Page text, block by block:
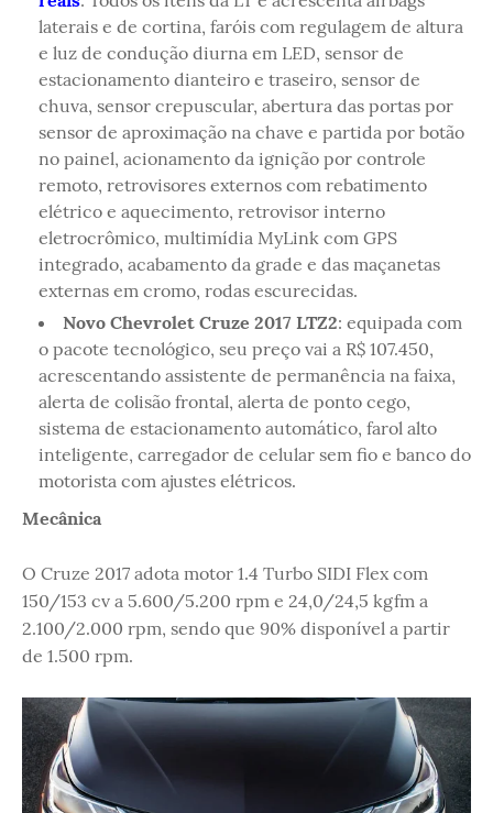
laterais e de cortina, faróis com regulagem de altura
e luz de condução diurna em LED, sensor de
estacionamento dianteiro e traseiro, sensor de
chuva, sensor crepuscular, abertura das portas por
sensor de aproximação na chave e partida por botão
no painel, acionamento da ignição por controle
remoto, retrovisores externos com rebatimento
elétrico e aquecimento, retrovisor interno
eletrocrômico, multimídia MyLink com GPS
integrado, acabamento da grade e das maçanetas
externas em cromo, rodas escurecidas.
Novo Chevrolet Cruze 2017 LTZ2: equipada com
o pacote tecnológico, seu preço vai a R$ 107.450,
acrescentando assistente de permanência na faixa,
alerta de colisão frontal, alerta de ponto cego,
sistema de estacionamento automático, farol alto
inteligente, carregador de celular sem fio e banco do
motorista com ajustes elétricos.
Mecânica
O Cruze 2017 adota motor 1.4 Turbo SIDI Flex com
150/153 cv a 5.600/5.200 rpm e 24,0/24,5 kgfm a
2.100/2.000 rpm, sendo que 90% disponível a partir
de 1.500 rpm.